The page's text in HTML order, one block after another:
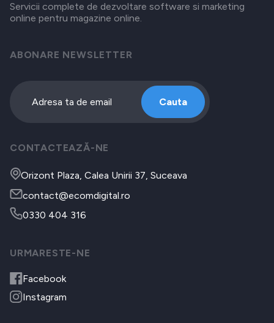
Servicii complete de dezvoltare software si marketing
online pentru magazine online.
ABONARE NEWSLETTER
Cauta
CONTACTEAZĂ-NE
Orizont Plaza, Calea Unirii 37, Suceava
contact@ecomdigital.ro
0330 404 316
URMARESTE-NE
Facebook
Instagram